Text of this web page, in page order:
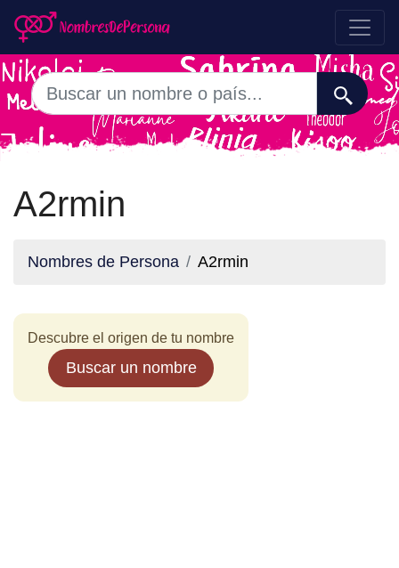
A2rmin
Nombres de Persona A2rmin
Descubre el origen de tu nombre
Buscar un nombre